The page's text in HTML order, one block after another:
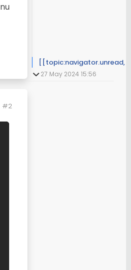
#2
[[topic:navigator.unread, 1]]
27 May 2024 15:56